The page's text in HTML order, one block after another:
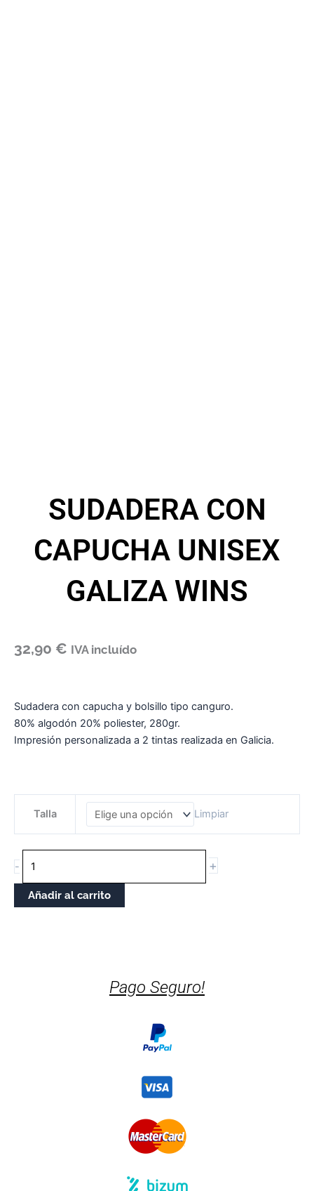
SUDADERA CON
CAPUCHA UNISEX
GALIZA WINS
32,90 € IVA incluído
Sudadera con capucha y bolsillo tipo canguro.
80% algodón 20% poliester, 280gr.
Impresión personalizada a 2 tintas realizada en Galicia.
Talla Limpiar
-
CON
CAPUCHA
UNISEX
GALIZA
WINS
cantidade
+
Añadir al carrito
Pago Seguro!